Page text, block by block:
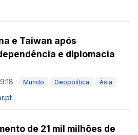
e Taiwan após
e diplomacia
· Mundo Geopolítica Ásia
de 21 mil milhões de